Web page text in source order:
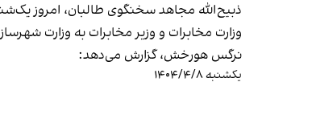
ذبیح‌الله مجاهد سخنگوی طالبان، امروز
وزارت مخابرات و وزیر مخابرات به وزارت
نرگس هورخش، گزارش می‌دهد:
یکشنبه ۱۴۰۴/۴/۸